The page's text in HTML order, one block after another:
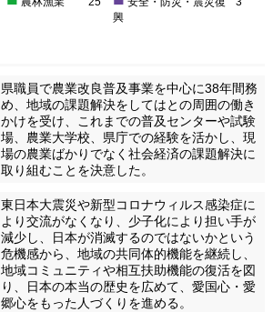
興
県職員で農業改良普及事業を中心に38年間務
め、地域の課題解決をしてはとの周囲の働き
かけを受け、これまでの普及センターや試験
場、農業大学校、県庁での経験を活かし、現
場の農業ばかりでなく社会経済の課題解決に
取り組むことを決意した。
東日本大震災や新型コロナウィルス感染症に
より交流がなくなり、少子化により担い手が
減少し、日本が消滅するのではないかという
危機感から、地域の共同体的機能を継続し、
地域コミュニティや相互扶助機能の復活を図
り、日本の本当の歴史を広めて、愛国心・愛
郷心をもった人づくりを進める。